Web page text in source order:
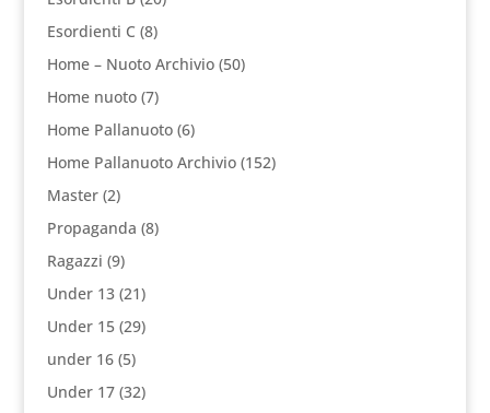
Esordienti C (8)
Home – Nuoto Archivio(50)
Home nuoto(7)
Home Pallanuoto(6)
Home Pallanuoto Archivio(152)
Master(2)
Propaganda (8)
Ragazzi (9)
Under 13(21)
Under 15(29)
under 16(5)
Under 17(32)